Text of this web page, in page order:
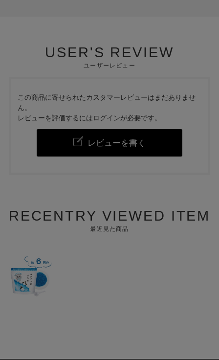
USER'S REVIEW
ユーザーレビュー
この商品に寄せられたカスタマーレビューはまだありませ
ん。
レビューを評価するにはログインが必要です。
レビューを書く
RECENTRY VIEWED ITEM
最近見た商品